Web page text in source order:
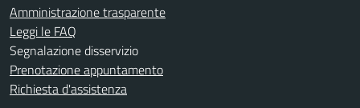
Amministrazione trasparente
Leggi le FAQ
Segnalazione disservizio
Prenotazione appuntamento
Richiesta d'assistenza